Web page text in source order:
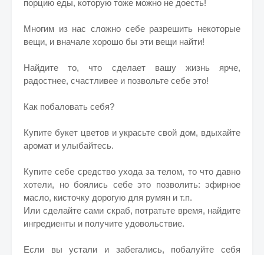
порцию еды, которую тоже можно не доесть!
Многим из нас сложно себе разрешить некоторые
вещи, и вначале хорошо бы эти вещи найти!
Найдите то, что сделает вашу жизнь ярче,
радостнее, счастливее и позвольте себе это!
Как побаловать себя?
Купите букет цветов и украсьте свой дом, вдыхайте
аромат и улыбайтесь.
Купите себе средство ухода за телом, то что давно
хотели, но боялись себе это позволить: эфирное
масло, кисточку дорогую для румян и т.п.
Или сделайте сами скраб, потратьте время, найдите
ингредиенты и получите удовольствие.
Если вы устали и забегались, побалуйте себя